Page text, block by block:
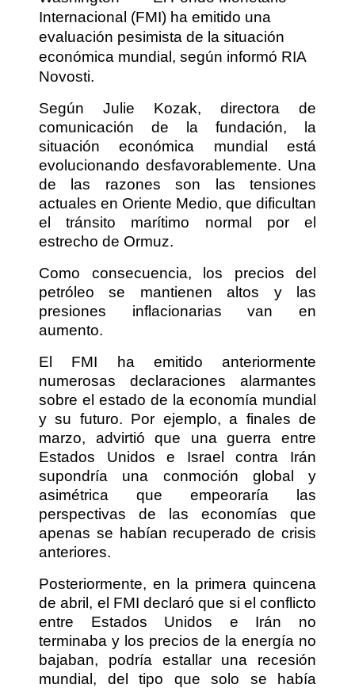
Internacional (FMI) ha emitido una
evaluación pesimista de la situación
económica mundial, según informó RIA
Novosti.
Según Julie Kozak, directora de
comunicación de la fundación, la
situación económica mundial está
evolucionando desfavorablemente. Una
de las razones son las tensiones
actuales en Oriente Medio, que dificultan
el tránsito marítimo normal por el
estrecho de Ormuz.
Como consecuencia, los precios del
petróleo se mantienen altos y las
presiones inflacionarias van en
aumento.
El FMI ha emitido anteriormente
numerosas declaraciones alarmantes
sobre el estado de la economía mundial
y su futuro. Por ejemplo, a finales de
marzo, advirtió que una guerra entre
Estados Unidos e Israel contra Irán
supondría una conmoción global y
asimétrica que empeoraría las
perspectivas de las economías que
apenas se habían recuperado de crisis
anteriores.
Posteriormente, en la primera quincena
de abril, el FMI declaró que si el conflicto
entre Estados Unidos e Irán no
terminaba y los precios de la energía no
bajaban, podría estallar una recesión
mundial, del tipo que solo se había